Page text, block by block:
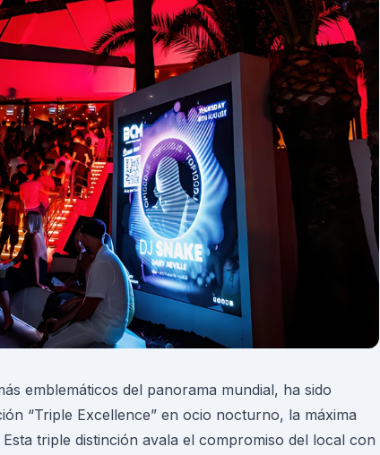
emblemáticos del panorama mundial, ha sido
“Triple Excellence” en ocio nocturno, la máxima
triple distinción avala el compromiso del local con